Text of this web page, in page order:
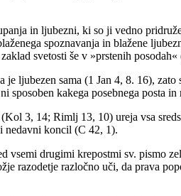
in ljubezni, ki so ji vedno
spoznavanja in blažene
svetosti še v »prstenih
ljubezen sama (1 Jan 4, 8. 16),
sposoben kakega posebnega posta
3, 14; Rimlj 13, 10) ureja vsa
nedavni koncil (C 42, 1).
vsemi drugimi krepostmi sv. pismo
razodetje razločno uči, da prava